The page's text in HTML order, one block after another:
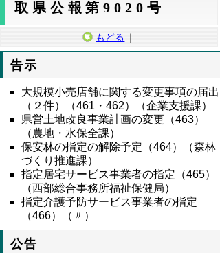
取県公報第9020号
もどる ｜
告示
大規模小売店舗に関する変更事項の届出
（２件）（461・462）（企業支援課）
県営土地改良事業計画の変更（463）
（農地・水保全課）
保安林の指定の解除予定（464）（森林
づくり推進課）
指定居宅サービス事業者の指定（465）
（西部総合事務所福祉保健局）
指定介護予防サービス事業者の指定
（466）（〃）
公告